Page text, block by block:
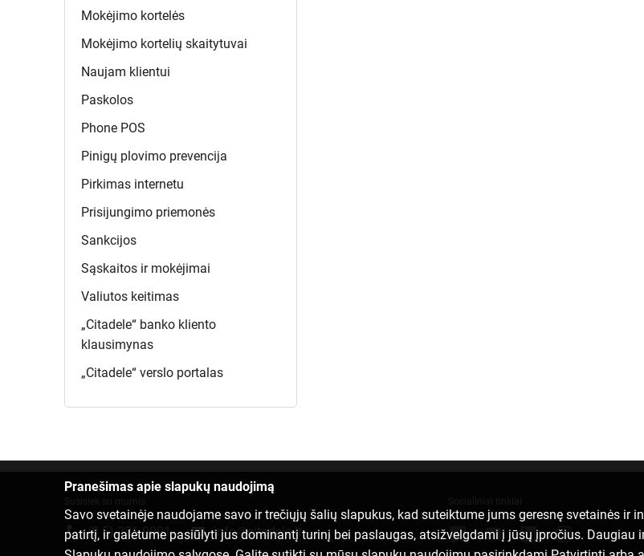
Mokėjimo kortelės
Mokėjimo kortelių skaitytuvai
Naujam klientui
Paskolos
Phone POS
Pinigų plovimo prevencija
Pirkimas internetu
Prisijungimo priemonės
Sankcijos
Sąskaitos ir mokėjimai
Valiutos keitimas
„Citadele“ banko kliento
klausimynas
„Citadele“ verslo portalas
Pranešimas apie slapukų naudojimą
Savo svetainėje naudojame savo ir trečiųjų šalių slapukus, kad suteiktume jums geresnę svetainės ir
patirtį, ir galėtume pasiūlyti jus dominantį turinį bei paslaugas, atsižvelgdami į jūsų įpročius. Daugiau
(8 5) 221 9091 info@citadele.lt